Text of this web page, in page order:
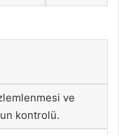
ve
kontrolü.